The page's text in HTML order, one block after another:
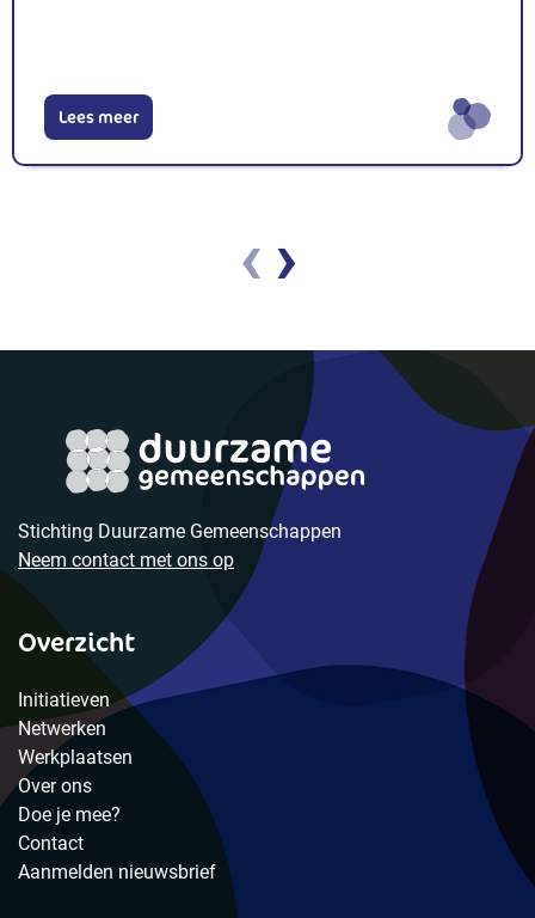
Lees meer
‹›
Stichting Duurzame Gemeenschappen
Neem contact met ons op
Overzicht
Initiatieven
Netwerken
Werkplaatsen
Over ons
Doe je mee?
Contact
Aanmelden nieuwsbrief